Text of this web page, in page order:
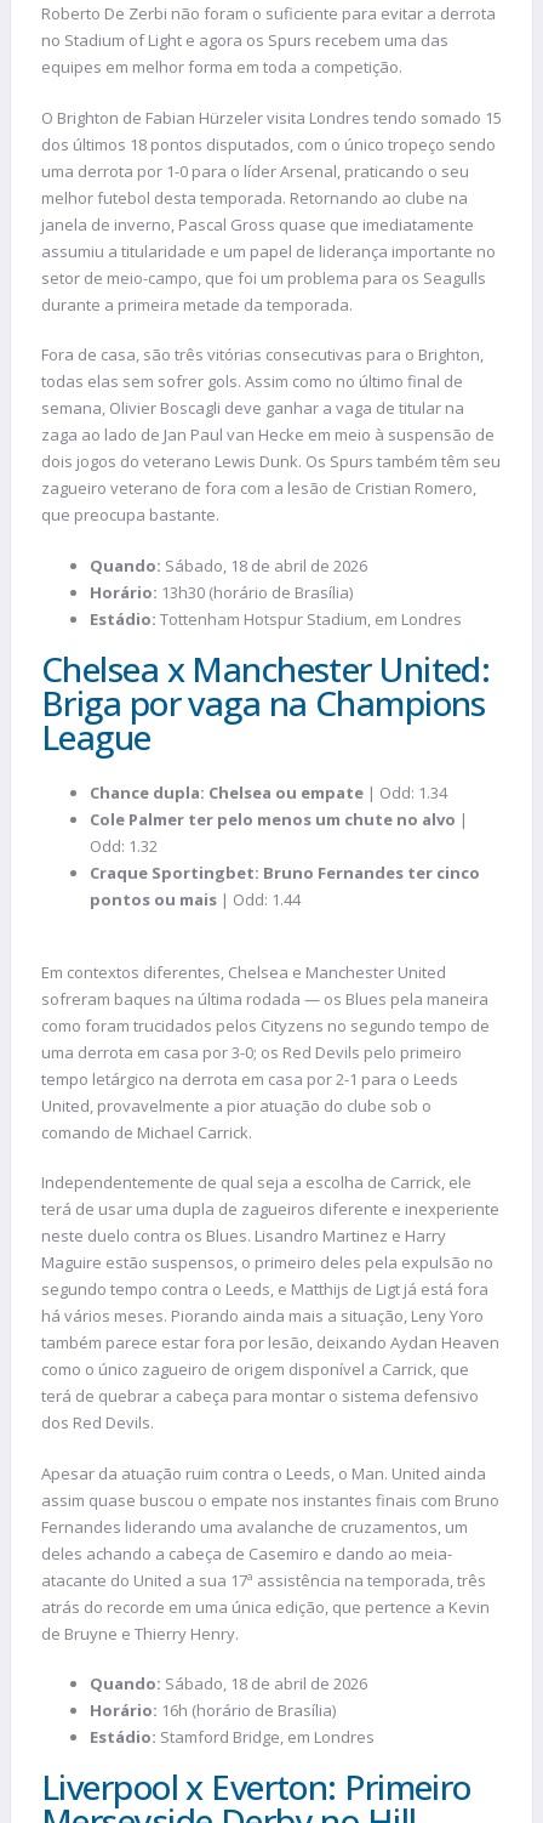
Roberto De Zerbi não foram o suficiente para evitar a derrota
no Stadium of Light e agora os Spurs recebem uma das
equipes em melhor forma em toda a competição.
O Brighton de Fabian Hürzeler visita Londres tendo somado 15
dos últimos 18 pontos disputados, com o único tropeço sendo
uma derrota por 1-0 para o líder Arsenal, praticando o seu
melhor futebol desta temporada. Retornando ao clube na
janela de inverno, Pascal Gross quase que imediatamente
assumiu a titularidade e um papel de liderança importante no
setor de meio-campo, que foi um problema para os Seagulls
durante a primeira metade da temporada.
Fora de casa, são três vitórias consecutivas para o Brighton,
todas elas sem sofrer gols. Assim como no último final de
semana, Olivier Boscagli deve ganhar a vaga de titular na
zaga ao lado de Jan Paul van Hecke em meio à suspensão de
dois jogos do veterano Lewis Dunk. Os Spurs também têm seu
zagueiro veterano de fora com a lesão de Cristian Romero,
que preocupa bastante.
Quando: Sábado, 18 de abril de 2026
Horário: 13h30 (horário de Brasília)
Estádio: Tottenham Hotspur Stadium, em Londres
Chelsea x Manchester United:
Briga por vaga na Champions
League
Chance dupla: Chelsea ou empate | Odd: 1.34
Cole Palmer ter pelo menos um chute no alvo |
Odd: 1.32
Craque Sportingbet: Bruno Fernandes ter cinco
pontos ou mais | Odd: 1.44
Em contextos diferentes, Chelsea e Manchester United
sofreram baques na última rodada — os Blues pela maneira
como foram trucidados pelos Cityzens no segundo tempo de
uma derrota em casa por 3-0; os Red Devils pelo primeiro
tempo letárgico na derrota em casa por 2-1 para o Leeds
United, provavelmente a pior atuação do clube sob o
comando de Michael Carrick.
Independentemente de qual seja a escolha de Carrick, ele
terá de usar uma dupla de zagueiros diferente e inexperiente
neste duelo contra os Blues. Lisandro Martinez e Harry
Maguire estão suspensos, o primeiro deles pela expulsão no
segundo tempo contra o Leeds, e Matthijs de Ligt já está fora
há vários meses. Piorando ainda mais a situação, Leny Yoro
também parece estar fora por lesão, deixando Aydan Heaven
como o único zagueiro de origem disponível a Carrick, que
terá de quebrar a cabeça para montar o sistema defensivo
dos Red Devils.
Apesar da atuação ruim contra o Leeds, o Man. United ainda
assim quase buscou o empate nos instantes finais com Bruno
Fernandes liderando uma avalanche de cruzamentos, um
deles achando a cabeça de Casemiro e dando ao meia-
atacante do United a sua 17ª assistência na temporada, três
atrás do recorde em uma única edição, que pertence a Kevin
de Bruyne e Thierry Henry.
Quando: Sábado, 18 de abril de 2026
Horário: 16h (horário de Brasília)
Estádio: Stamford Bridge, em Londres
Liverpool x Everton: Primeiro